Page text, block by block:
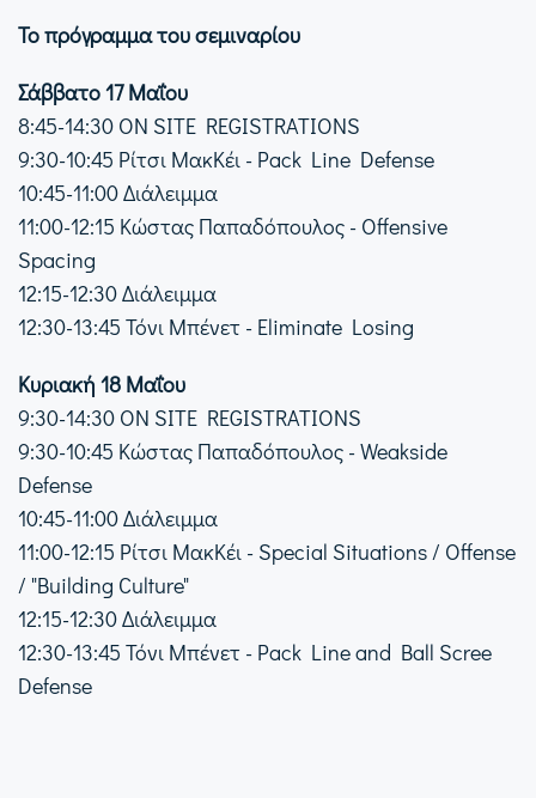
To πρόγραμμα του σεμιναρίου
Σάββατο 17 Μαΐου
8:45-14:30 ON SITE REGISTRATIONS
9:30-10:45 Ρίτσι ΜακΚέι - Pack Line Defense
10:45-11:00 Διάλειμμα
11:00-12:15 Κώστας Παπαδόπουλος - Offensive
Spacing
12:15-12:30 Διάλειμμα
12:30-13:45 Τόνι Μπένετ - Eliminate Losing
Κυριακή 18 Μαΐου
9:30-14:30 ON SITE REGISTRATIONS
9:30-10:45 Κώστας Παπαδόπουλος - Weakside
Defense
10:45-11:00 Διάλειμμα
11:00-12:15 Ρίτσι ΜακΚέι - Special Situations / Offense
/ "Building Culture"
12:15-12:30 Διάλειμμα
12:30-13:45 Τόνι Μπένετ - Pack Line and Ball Scree
Defense